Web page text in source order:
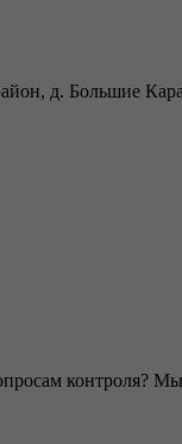
д. Большие
контроля?